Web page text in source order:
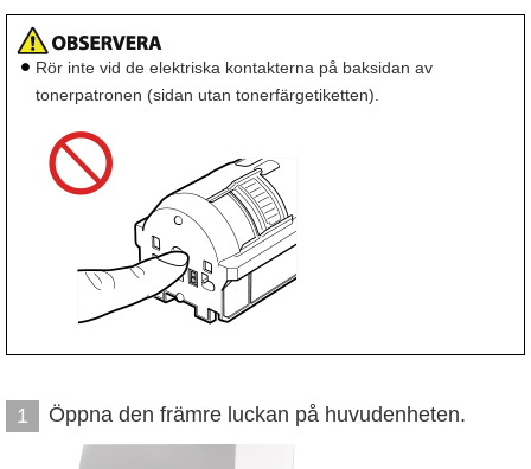
Rör inte vid de elektriska kontakterna på baksidan av
tonerpatronen (sidan utan tonerfärgetiketten).
1 Öppna den främre luckan på huvudenheten.